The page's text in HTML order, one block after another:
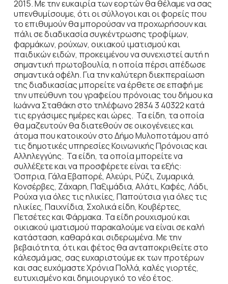
2015. Με την ευκαιρία των εορτών θα θέλαμε να σας
υπενθυμίσουμε, ότι οι σύλλογοι και οι φορείς που
το επιθυμούν θα μπορούσαν να προχωρήσουν και
πάλι σε διαδικασία συγκέντρωσης τροφίμων,
φαρμάκων, ρούχων, οικιακού ιματισμού και
παιδικών ειδών, προκειμένου να συνεχιστεί αυτή η
σημαντική πρωτοβουλία, η οποία πέρσι απέδωσε
σημαντικά οφέλη. Για την καλύτερη διεκπεραίωση
της διαδικασίας μπορείτε να έρθετε σε επαφή με
την υπεύθυνη του γραφείου πρόνοιας του δήμου κα
Ιωάννα Σταθάκη στο τηλέφωνο 2834 3 40322 κατά
τις εργάσιμες ημέρες και ώρες. Τα είδη, τα οποία
θα μαζευτούν θα διατεθούν σε οικογένειες και
άτομα που κατοικούν στο Δήμο Μυλοποτάμου από
τις δημοτικές υπηρεσίες Κοινωνικής Πρόνοιας και
Αλληλεγγύης. Τα είδη, τα οποία μπορείτε να
συλλέξετε και να προσφέρετε είναι τα εξής:
Όσπρια, Γάλα Εβαπορέ, Αλεύρι, Ρύζι, Ζυμαρικά,
Κονσέρβες, Ζάχαρη, Παξιμάδια, Αλάτι, Καφές, Λάδι,
Ρούχα για όλες τις ηλικίες, Παπούτσια για όλες τις
ηλικίες, Παιχνίδια, Σχολικά είδη, Κουβέρτες,
Πετσέτες και Φάρμακα. Τα είδη ρουχισμού και
οικιακού ιματισμού παρακαλούμε να είναι σε καλή
κατάσταση, καθαρά και σιδερωμένα. Με την
βεβαιότητα, ότι και φέτος θα ανταποκριθείτε στο
κάλεσμά μας, σας ευχαριστούμε εκ των προτέρων
και σας ευχόμαστε Χρόνια Πολλά, καλές γιορτές,
ευτυχισμένο και δημιουργικό το νέο έτος.